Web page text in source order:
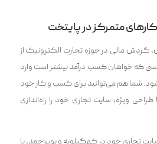
متمرکز در پایتخت
گردش مالی در حوزه تجارت الکترونیک از
که خواهان کسب درآمد بیشتر است وارد
شما هم می‌توانید برای کسب و کار خود
ویژه، سایت تجاری خود را راه‌اند‌ازی